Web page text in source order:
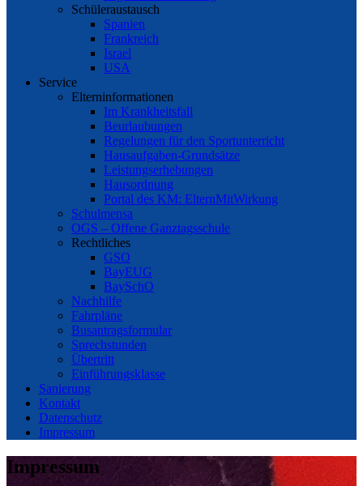
Schüleraustausch
Spanien
Frankreich
Israel
USA
Service
Elterninformationen
Im Krankheitsfall
Beurlaubungen
Regelungen für den Sportunterricht
Hausaufgaben-Grundsätze
Leistungserhebungen
Hausordnung
Portal des KM: ElternMitWirkung
Schulmensa
OGS – Offene Ganztagsschule
Rechtliches
GSO
BayEUG
BaySchO
Nachhilfe
Fahrpläne
Busantragsformular
Sprechstunden
Übertritt
Einführungsklasse
Sanierung
Kontakt
Datenschutz
Impressum
Impressum